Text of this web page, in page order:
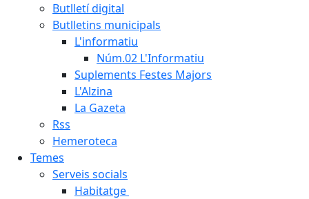
Butlletí digital
Butlletins municipals
L'informatiu
Núm.02 L'Informatiu
Suplements Festes Majors
L'Alzina
La Gazeta
Rss
Hemeroteca
Temes
Serveis socials
Habitatge